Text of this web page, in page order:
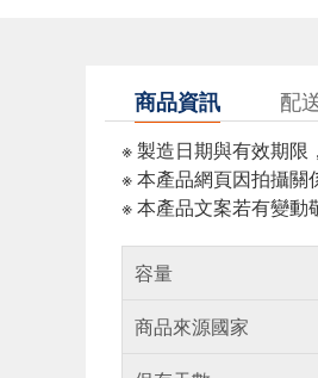
商品資訊 配
※ 製造日期與有效期限
※ 本產品網頁因拍攝關
※ 本產品文案若有變動
容量
商品來源國家